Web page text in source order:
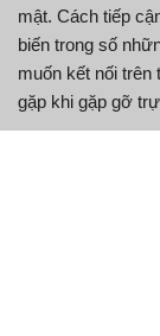
mật. Cách tiếp
biến trong số
muốn kết nối
gặp khi gặp gỡ